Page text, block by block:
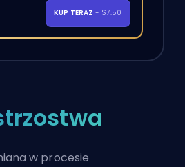
KUP TERAZ - $7.50
w procesie